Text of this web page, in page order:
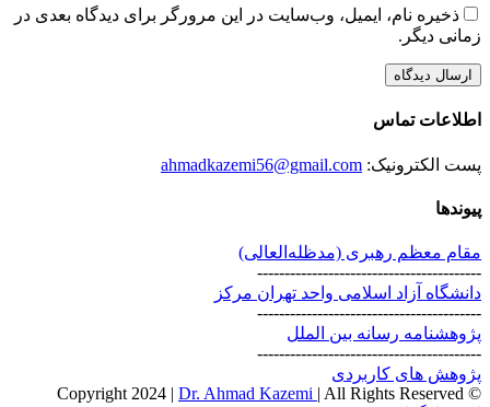
ذخیره نام، ایمیل، وب‌سایت در این مرورگر برای دیدگاه بعدی در
زمانی دیگر.
اطلاعات تماس
پست الکترونیک: ahmadkazemi56@gmail.com
پیوندها
مقام معظم رهبری (مد‌ظله‌العالی)
-----------------------------------------
دانشگاه آزاد اسلامی واحد تهران مرکز
-----------------------------------------
پژوهشنامه رسانه بین الملل
-----------------------------------------
پژوهش های کاربردی
© Copyright 2024 |
Dr. Ahmad Kazemi | All Rights Reserved